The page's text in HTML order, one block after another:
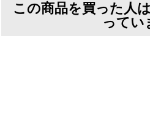
この商品を買った人
ってい